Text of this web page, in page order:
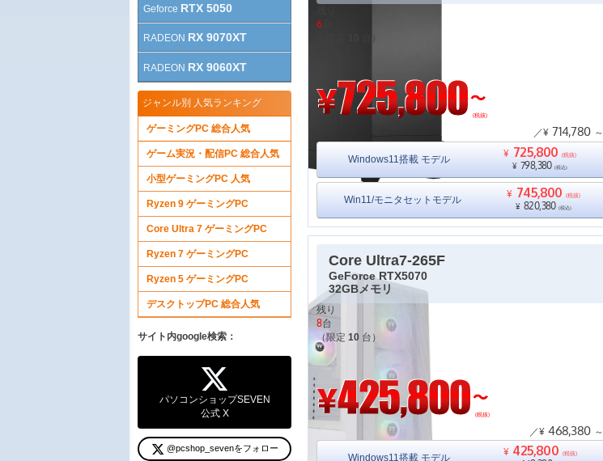
6
台）
(税抜)
／¥ 714,780 ～
Windows11搭載 モデル ¥ 725,800 (税抜)
¥ 798,380 (税込)
Win11/モニタセットモデル ¥ 745,800 (税抜)
¥ 820,380 (税込)
Core Ultra7-265F
GeForce RTX5070
32GBメモリ
残り
8台
（限定 10 台）
(税抜)
／¥ 468,380 ～
Windows11搭載 モデル ¥ 425,800 (税抜)
Geforce RTX 5050
RADEON RX 9070XT
RADEON RX 9060XT
ジャンル別 人気ランキング
ゲーミングPC 総合人気
ゲーム実況・配信PC 総合人気
小型ゲーミングPC 人気
Ryzen 9 ゲーミングPC
Core Ultra 7 ゲーミングPC
Ryzen 7 ゲーミングPC
Ryzen 5 ゲーミングPC
デスクトップPC 総合人気
サイト内google検索：
パソコンショップSEVEN
公式 X
@pcshop_sevenをフォロー